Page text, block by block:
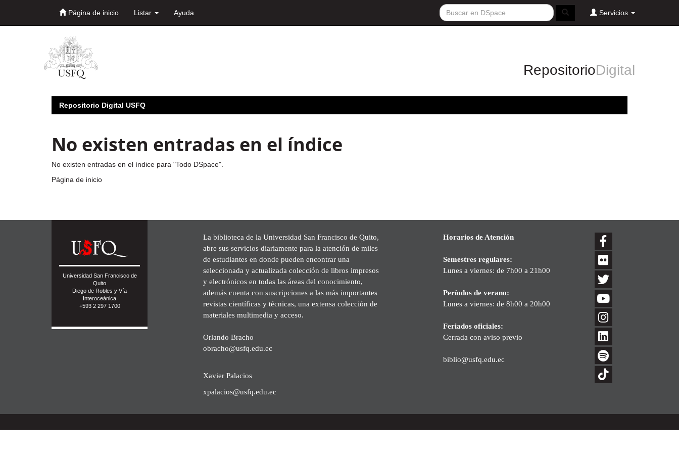
Página de inicio Listar Ayuda Servicios
RepositorioDigital
Repositorio Digital USFQ
No existen entradas en el índice
No existen entradas en el índice para "Todo DSpace".
Página de inicio
Universidad San Francisco de
Quito
Diego de Robles y Vía
Interoceánica
+593 2 297 1700
La biblioteca de la Universidad San Francisco de Quito,
abre sus servicios diariamente para la atención de miles
de estudiantes en donde pueden encontrar una
seleccionada y actualizada colección de libros impresos
y electrónicos en todas las áreas del conocimiento,
además cuenta con suscripciones a las más importantes
revistas científicas y técnicas, una extensa colección de
materiales multimedia y acceso.
Orlando Bracho
obracho@usfq.edu.ec
Xavier Palacios
xpalacios@usfq.edu.ec
Horarios de Atención
Semestres regulares:
Lunes a viernes: de 7h00 a 21h00
Períodos de verano:
Lunes a viernes: de 8h00 a 20h00
Feriados oficiales:
Cerrada con aviso previo
biblio@usfq.edu.ec